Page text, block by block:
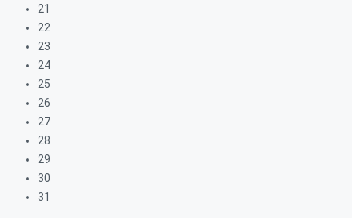
21
22
23
24
25
26
27
28
29
30
31